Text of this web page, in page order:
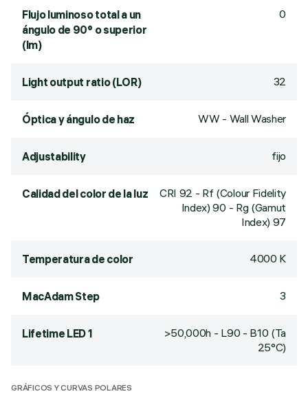
Flujo luminoso total a un
ángulo de 90° o superior
(lm)
0
Light output ratio (LOR) 32
Óptica y ángulo de haz WW - Wall Washer
Adjustability fijo
Calidad del color de la luz CRI 92 - Rf (Colour Fidelity
Index) 90 - Rg (Gamut
Index) 97
Temperatura de color 4000 K
MacAdam Step 3
Lifetime LED 1
>50,000h - L90 - B10 (Ta
25°C)
GRÁFICOS Y CURVAS POLARES